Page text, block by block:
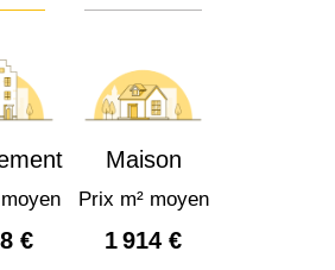
€
Maison
Prix m² moyen
1 914 €